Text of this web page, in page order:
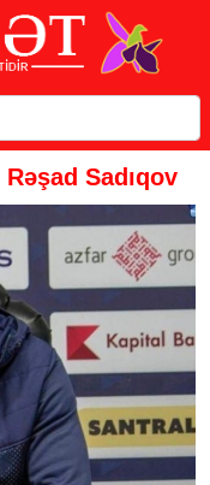
Rəşad Sadıqov